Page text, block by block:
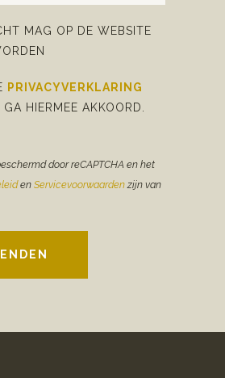
MAG OP DE WEBSITE
PRIVACYVERKLARING
HIERMEE AKKOORD.
door reCAPTCHA en het
en Servicevoorwaardenzijn van